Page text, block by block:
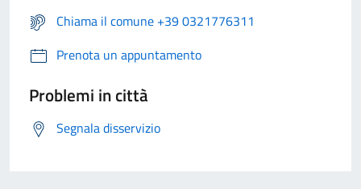
Chiama il comune +39 0321776311
Prenota un appuntamento
Problemi in città
Segnala disservizio